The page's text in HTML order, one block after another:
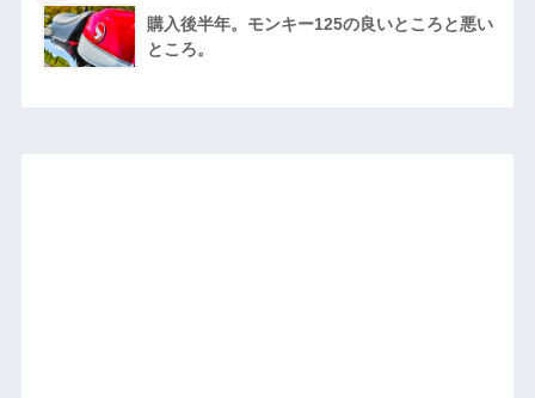
購入後半年。モンキー125の良いところと悪い
ところ。